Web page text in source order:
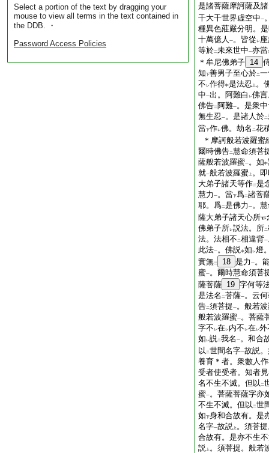
Select a portion of the text by dragging your
mouse to view all terms in the text contained in
the DDB. ・
Password Access Policies
是諸菩薩摩訶薩及
千大千世界虚空中一
種異色莊嚴分明。
十萬億人 一。皆從 レ
等於二未來世中一亦當
＊牟尼佛弟子 14
知下善男子至心於二
不 レ作得中是法忍 上 。
中一出。阿難白 レ佛
佛告二 阿難一。是衆
無生忍一。是諸人於二
當下作レ佛。劫名 二花
＊摩訶般若波羅蜜
爾時佛告二慧命須菩
薩般若波羅蜜一。如中
就一般若波羅蜜 上 。
大弟子諸天等作二是
慧力 一。當下爲二諸菩
耶。爲二是佛力 一。
薩大弟子諸天心所
佛弟子所レ説法。所二
法。法相不 二相違背一
此法一。佛説中如 レ燈
實無二 18 是力 一。
蜜一。爾時慧命須菩
薩菩薩 19 字何等
是法名 二菩薩一。云
告二須菩提一。般若
般若波羅蜜一。菩薩
字不 レ在レ内不 レ在レ外
如 レ説二我名 一。和合
以 二世間名字一故説
養育＊者。衆數人
受者使受者。知者
名不生不滅。但以 二
蜜一。菩薩菩薩字亦
不生不滅。但以 二世
如下身和合故有。是
名字一故説 上 。須菩
合故有。是亦不生
説 上 。須菩提。般若